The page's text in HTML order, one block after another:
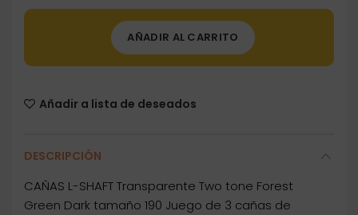
AÑADIR AL CARRITO
Añadir a lista de deseados
DESCRIPCIÓN
CAÑAS L-SHAFT Transparente Two tone Forest
Green Dark tamaño 190 Juego de 3 cañas de